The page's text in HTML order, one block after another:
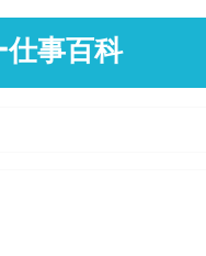
事百科